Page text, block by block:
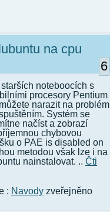
na cpu
6
starších noteboocích s
procesory Pentium
narazit na problém
Systém se
načíst a zobrazí
chybovou
o PAE is disabled on
metodou však lze i na
nainstalovat. .. Čti
: Navody zveřejněno